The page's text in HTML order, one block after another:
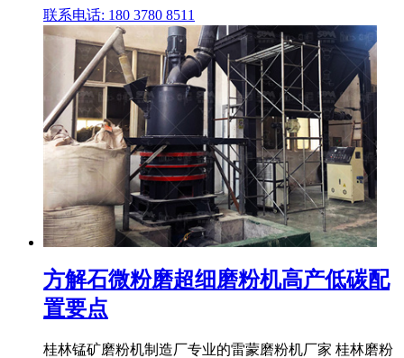
联系电话: 180 3780 8511
方解石微粉磨超细磨粉机高产低碳配
置要点
桂林锰矿磨粉机制造厂专业的雷蒙磨粉机厂家 桂林磨粉